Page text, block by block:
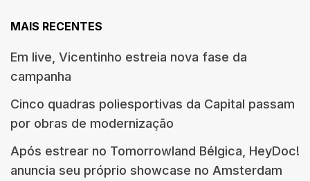
MAIS RECENTES
Em live, Vicentinho estreia nova fase da
campanha
Cinco quadras poliesportivas da Capital passam
por obras de modernização
Após estrear no Tomorrowland Bélgica, HeyDoc!
anuncia seu próprio showcase no Amsterdam